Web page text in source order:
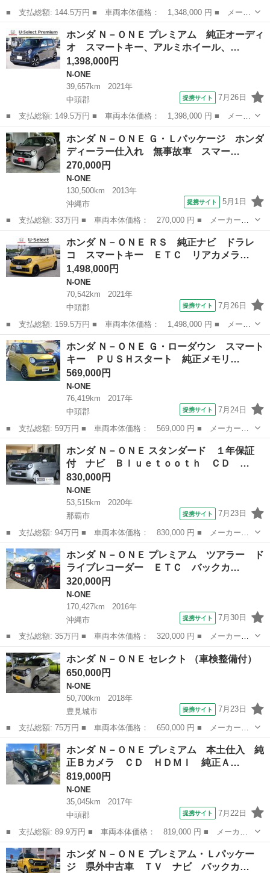
■ 支払総額: 144.5万円 ■ 車両本体価格： 1,348,000 円 ■ メーカ
ー名： ホンダ ■ 車種名： Ｎ－ＯＮＥ ■ グレード名： オリジ
ナル 純正ナビ スマートキー、ＥＴＣ、リアカメラ、カーナビ、オ
ーディオ...
沖縄 豊見城市 N-ONE
ホンダ Ｎ－ＯＮＥ プレミアム 純正オーディ
オ スマートキー、アルミホイール、…
1,398,000円
N-ONE
39,657km
2021年
中頭郡
提携サイト 7月26日
■ 支払総額: 149.5万円 ■ 車両本体価格： 1,398,000 円 ■ メーカ
ー名： ホンダ ■ 車種名： Ｎ－ＯＮＥ ■ グレード名： プレミ
アム 純正オーディオ スマートキー、アルミホイール、リアカメ
ラ、オーデ...
沖縄 中頭郡 N-ONE
ホンダ Ｎ－ＯＮＥ Ｇ・Ｌパッケージ ホンダ
ディーラー仕入れ 無事故車 スマー…
270,000円
N-ONE
130,500km
2013年
沖縄市
提携サイト 5月1日
■ 支払総額: 33万円 ■ 車両本体価格： 270,000 円 ■ メーカー
名： ホンダ ■ 車種名： Ｎ－ＯＮＥ ■ グレード名： Ｇ・Ｌパ
ッケージ ホンダディーラー仕入れ 無事故車 スマートキー×２ プ
ッシュスタート...
沖縄 沖縄市 N-ONE
ホンダ Ｎ－ＯＮＥ ＲＳ 純正ナビ ドラレ
コ スマートキー ＥＴＣ リアカメラ…
1,498,000円
N-ONE
70,542km
2021年
中頭郡
提携サイト 7月26日
■ 支払総額: 159.5万円 ■ 車両本体価格： 1,498,000 円 ■ メーカ
ー名： ホンダ ■ 車種名： Ｎ－ＯＮＥ ■ グレード名： ＲＳ
純正ナビ ドラレコ スマートキー ＥＴＣ リアカメラ カーナ
ビ オーデ...
沖縄 中頭郡 N-ONE
ホンダ Ｎ－ＯＮＥ Ｇ・ローダウン スマート
キー ＰＵＳＨスタート 純正メモリ…
569,000円
N-ONE
76,419km
2017年
中頭郡
提携サイト 7月24日
■ 支払総額: 59万円 ■ 車両本体価格： 569,000 円 ■ メーカー
名： ホンダ ■ 車種名： Ｎ－ＯＮＥ ■ グレード名： Ｇ・ロー
ダウン スマートキー ＰＵＳＨスタート 純正メモリーナビ フル
セグＴＶ バック...
沖縄 中頭郡 N-ONE
ホンダ Ｎ－ＯＮＥ スタンダード １年保証
付 ナビ Ｂｌｕｅｔｏｏｔｈ ＣＤ …
830,000円
N-ONE
53,515km
2020年
那覇市
提携サイト 7月23日
■ 支払総額: 94万円 ■ 車両本体価格： 830,000 円 ■ メーカー
名： ホンダ ■ 車種名： Ｎ－ＯＮＥ ■ グレード名： スタンダ
ード １年保証付 ナビ Ｂｌｕｅｔｏｏｔｈ ＣＤ ＥＴＣ 衝突
被害軽減ブレーキ...
沖縄 那覇市 N-ONE
ホンダ Ｎ－ＯＮＥ プレミアム ツアラー ド
ライブレコーダー ＥＴＣ バックカ…
320,000円
N-ONE
170,427km
2016年
沖縄市
提携サイト 7月30日
■ 支払総額: 35万円 ■ 車両本体価格： 320,000 円 ■ メーカー
名： ホンダ ■ 車種名： Ｎ－ＯＮＥ ■ グレード名： プレミア
ム ツアラー ドライブレコーダー ＥＴＣ バックカメラ ナビ
ＴＶ オートクル...
沖縄 沖縄市 N-ONE
ホンダ Ｎ－ＯＮＥ セレクト （車検整備付）
650,000円
N-ONE
50,700km
2018年
豊見城市
提携サイト 7月23日
■ 支払総額: 75万円 ■ 車両本体価格： 650,000 円 ■ メーカー
名： ホンダ ■ 車種名： Ｎ－ＯＮＥ ■ グレード名： セレクト
■ 排気量： 660cc ■ ドア枚数： 5D ■ ミッション： インパネ
A...
沖縄 豊見城市 N-ONE
ホンダ Ｎ－ＯＮＥ プレミアム 本土仕入 純
正Ｂカメラ ＣＤ ＨＤＭＩ 純正Ａ…
819,000円
N-ONE
35,045km
2017年
中頭郡
提携サイト 7月22日
■ 支払総額: 89.9万円 ■ 車両本体価格： 819,000 円 ■ メーカー
名： ホンダ ■ 車種名： Ｎ－ＯＮＥ ■ グレード名： プレミア
ム 本土仕入 純正Ｂカメラ ＣＤ ＨＤＭＩ 純正ＡＷ スマート
キー プッシ...
沖縄 中頭郡 N-ONE
ホンダ Ｎ－ＯＮＥ プレミアム・Ｌパッケー
ジ 県外中古車 ＴＶ ナビ バックカ…